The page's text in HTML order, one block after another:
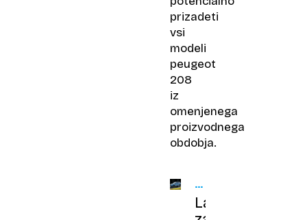
prizadeti
vsi
modeli
peugeot
208
iz
omenjenega
proizvodnega
obdobja.
NEVARNOST
POŽARA
Lahko